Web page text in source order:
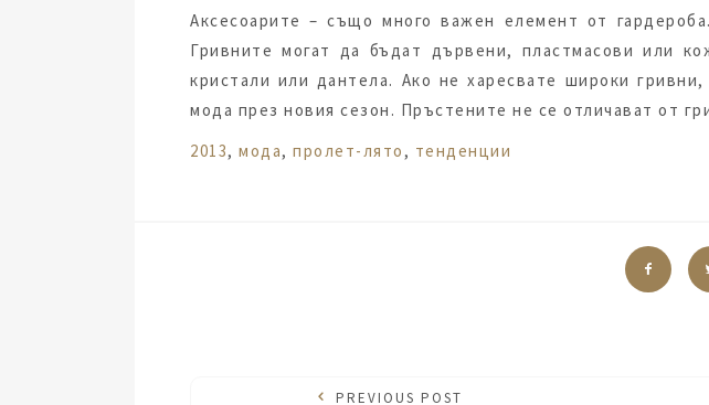
Аксесоарите – също много важен елемент от
Гривните могат да бъдат дървени, пластмасови или
кристали или дантела. Ако не харесвате широки
мода през новия сезон. Пръстените не се отличават от
Tags:
2013, мода, пролет-лято, тенденции
PREVIOUS POST